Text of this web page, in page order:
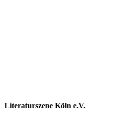
Literaturszene Köln e.V.